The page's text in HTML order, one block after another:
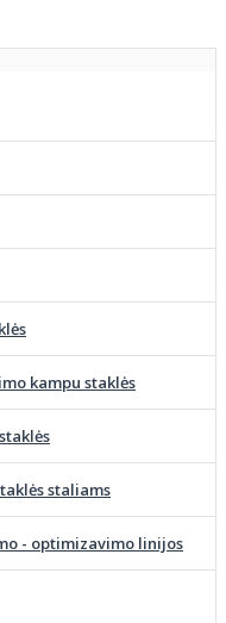
kampu staklės
staliams
- optimizavimo linijos